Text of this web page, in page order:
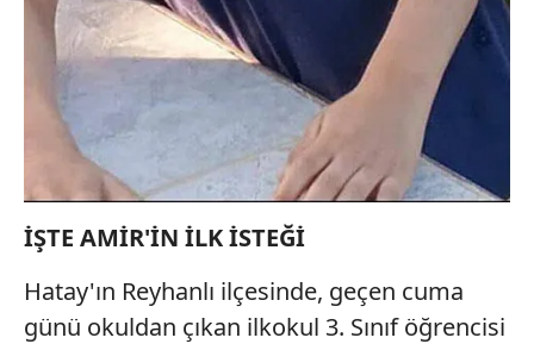
İŞTE AMİR'İN İLK İSTEĞİ
Hatay'ın Reyhanlı ilçesinde, geçen cuma
günü okuldan çıkan ilkokul 3. Sınıf öğrencisi